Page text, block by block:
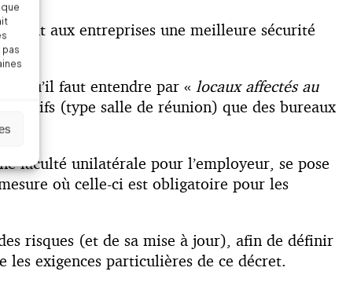
pas
aux entreprises une meilleure sécurité
qu’il faut entendre par « locaux affectés au
(type salle de réunion) que des bureaux
faculté unilatérale pour l’employeur, se pose
où celle-ci est obligatoire pour les
risques (et de sa mise à jour), afin de définir
les exigences particulières de ce décret.